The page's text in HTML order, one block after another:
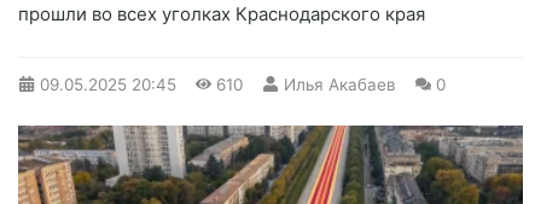
прошли во всех уголках Краснодарского края
09.05.2025 20:45 610 Илья Акабаев 0